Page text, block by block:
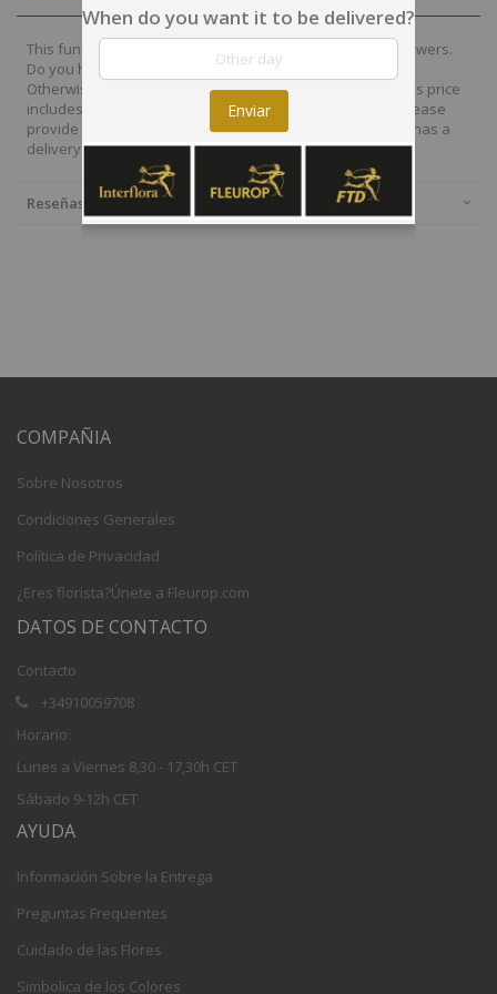
This funeral wreath is typically arranged with seasonal flowers.
Do you have a specific color preference? Just let us know.
Otherwise, the choice of colors will be left to the florist. This price
includes a ribbon costing approximately 50 to 70 euros. Please
provide us with the short text for the ribbon. This product has a
delivery time of 48 hours.
Reseñas
COMPAÑIA
Sobre Nosotros
Condiciones Generales
Política de Privacidad
¿Eres florista?Únete a Fleurop.com
DATOS DE CONTACTO
Contacto
+34910059708
Horario:
Lunes a Viernes 8,30 - 17,30h CET
Sábado 9-12h CET
AYUDA
Información Sobre la Entrega
Preguntas Frequentes
Cuidado de las Flores
Simbolica de los Colores
When do you want it to be delivered?
Enviar